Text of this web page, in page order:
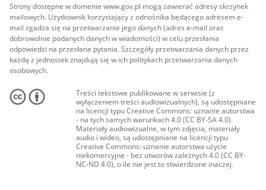
Strony dostępne w domenie www.gov.pl mogą zawierać adresy skrzynek
mailowych. Użytkownik korzystający z odnośnika będącego adresem e-
mail zgadza się na przetwarzanie jego danych (adres e-mail oraz
dobrowolnie podanych danych w wiadomości) w celu przesłania
odpowiedzi na przesłane pytania. Szczegóły przetwarzania danych przez
każdą z jednostek znajdują się w ich politykach przetwarzania danych
osobowych.
Treści tekstowe publikowane w serwisie (z
wyłączeniem treści audiowizualnych), są udostępniane
na licencji typu Creative Commons: uznanie autorstwa
- na tych samych warunkach 4.0 (CC BY-SA 4.0).
Materiały audiowizualne, w tym zdjęcia, materiały
audio i wideo, są udostępniane na licencji typu
Creative Commons: uznanie autorstwa użycie
niekomercyjne - bez utworów zależnych 4.0 (CC BY-
NC-ND 4.0), o ile nie jest to stwierdzone inaczej.